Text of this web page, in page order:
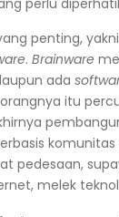
perlu
penting, yakni
. Brainware
ada
itu
pedesaan,
melek